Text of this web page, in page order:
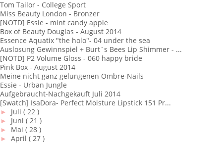
Tom Tailor - College Sport
Miss Beauty London - Bronzer
[NOTD] Essie - mint candy apple
Box of Beauty Douglas - August 2014
Essence Aquatix "the holo"- 04 under the sea
Auslosung Gewinnspiel + Burt´s Bees Lip Shimmer - ...
[NOTD] P2 Volume Gloss - 060 happy bride
Pink Box - August 2014
Meine nicht ganz gelungenen Ombre-Nails
Essie - Urban Jungle
Aufgebraucht-Nachgekauft Juli 2014
[Swatch] IsaDora- Perfect Moisture Lipstick 151 Pr...
► Juli ( 22 )
► Juni ( 21 )
► Mai ( 28 )
► April ( 27 )